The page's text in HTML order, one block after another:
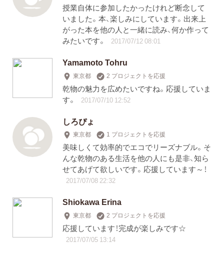
授業自体に参加したかったけれど断念して
いました。本、楽しみにしています。出来上
がった本を他の人と一緒に読み、何か作って
みたいです。
2017/07/12 08:01
Yamamoto Tohru
東京都 2 プロジェクトを応援
乾物の魅力を広めたいですね。応援していま
す。
2017/07/10 12:52
しろぴょ
東京都 1 プロジェクトを応援
美味しくて効率的でエコでリーズナブル。そ
んな乾物のある生活を他の人にも是非、知ら
せてあげて欲しいです。応援しています～！
2017/07/08 22:32
Shiokawa Erina
東京都 2 プロジェクトを応援
応援しています！完成が楽しみです☆
2017/07/05 13:14